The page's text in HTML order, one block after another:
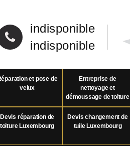
indisponible
indisponible
et pose de
velux
Entreprise de
nettoyage et
démoussage de toiture
Devis réparation de
toiture Luxembourg
Devis changement de
tuile Luxembourg